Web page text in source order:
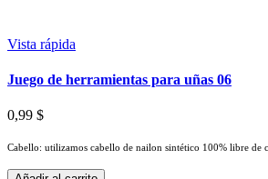
Vista rápida
Juego de herramientas para uñas 06
0,99 $
Cabello: utilizamos cabello de nailon sintético 100% libre de